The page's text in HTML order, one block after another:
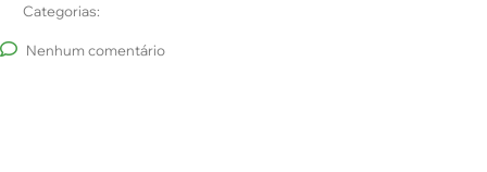
Categorias:
Nenhum comentário